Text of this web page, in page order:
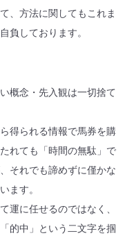
、方法に関してもこれま
負しております。
概念・先入観は一切捨て
得られる情報で馬券を購
れても「時間の無駄」で
それでも諦めずに僅かな
ます。
運に任せるのではなく、
的中」という二文字を掴